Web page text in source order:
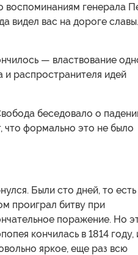
воспоминаниям генерала
видел вас на дороге
— властвование
и распространителя идей
беседовало о
что формально это не было
Были сто дней, то есть
проиграл битву при
поражение. Но
кончилась в 1814 году,
яркое, еще раз всю